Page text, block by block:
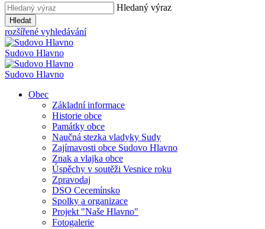
Hledaný výraz
Hledat
rozšířené vyhledávání
Sudovo Hlavno
Sudovo Hlavno
Obec
Základní informace
Historie obce
Památky obce
Naučná stezka vladyky Sudy
Zajímavosti obce Sudovo Hlavno
Znak a vlajka obce
Úspěchy v soutěži Vesnice roku
Zpravodaj
DSO Cecemínsko
Spolky a organizace
Projekt "Naše Hlavno"
Fotogalerie